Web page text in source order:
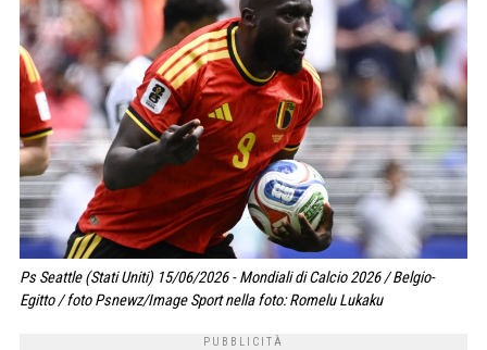
Ps Seattle (Stati Uniti) 15/06/2026 - Mondiali di Calcio 2026 / Belgio-
Egitto / foto Psnewz/Image Sport nella foto: Romelu Lukaku